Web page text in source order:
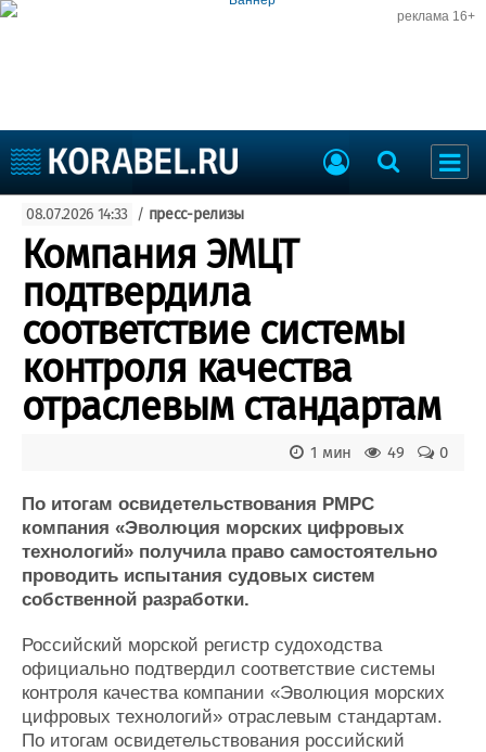
реклама 16+
Судоходство
Судоремонт
События
Порты
Рыболовство
ВМФ
Яхты и катера
Еще
Судостроение
Компании
Репутация
Крюинг
Реклама
Доска объявлений
Оборудование
Изделия
Материалы
Услуги
Конференции
Выставки и семинары
Флот
Галерея флота
08.07.2026 14:33 / пресс-релизы
Компания ЭМЦТ
подтвердила
соответствие системы
контроля качества
отраслевым стандартам
0
49
1 мин
По итогам освидетельствования РМРС
компания «Эволюция морских цифровых
технологий» получила право самостоятельно
проводить испытания судовых систем
собственной разработки.
Российский морской регистр судоходства
официально подтвердил соответствие системы
контроля качества компании «Эволюция морских
цифровых технологий» отраслевым стандартам.
По итогам освидетельствования российский